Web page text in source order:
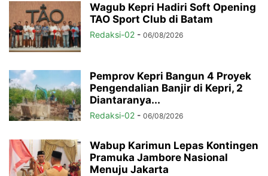
Wagub Kepri Hadiri Soft Opening
TAO Sport Club di Batam
Redaksi-02 - 06/08/2026
Pemprov Kepri Bangun 4 Proyek
Pengendalian Banjir di Kepri, 2
Diantaranya...
Redaksi-02 - 06/08/2026
Wabup Karimun Lepas Kontingen
Pramuka Jambore Nasional
Menuju Jakarta